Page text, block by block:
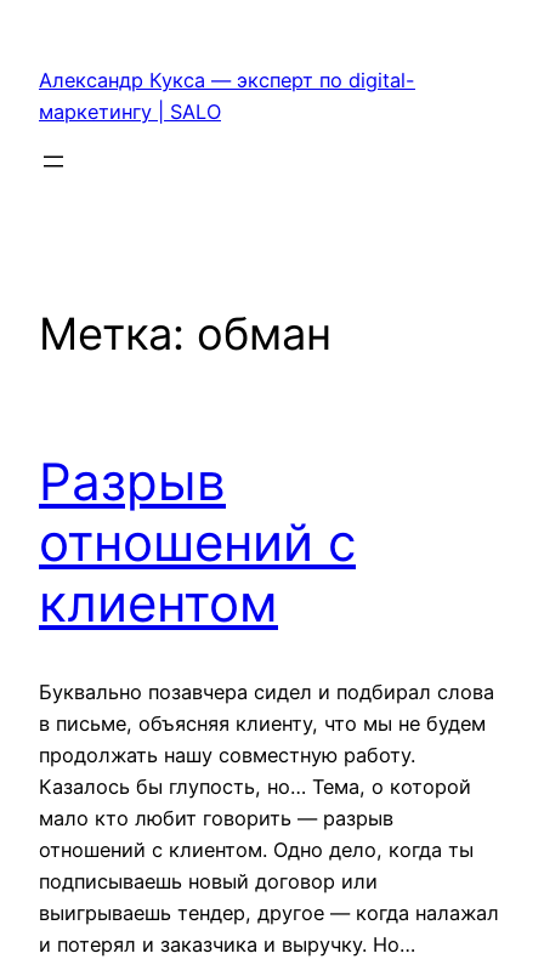
содержимому
Александр Кукса — эксперт по digital-
маркетингу | SALO
Метка: обман
Разрыв
отношений с
клиентом
Буквально позавчера сидел и подбирал слова
в письме, объясняя клиенту, что мы не будем
продолжать нашу совместную работу.
Казалось бы глупость, но… Тема, о которой
мало кто любит говорить — разрыв
отношений с клиентом. Одно дело, когда ты
подписываешь новый договор или
выигрываешь тендер, другое — когда налажал
и потерял и заказчика и выручку. Но…